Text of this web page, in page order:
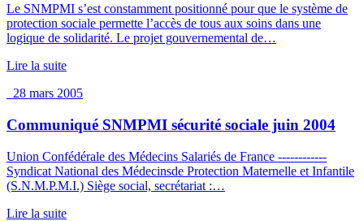
Le SNMPMI s’est constamment positionné pour que le système de
protection sociale permette l’accès de tous aux soins dans une
logique de solidarité. Le projet gouvernemental de…
Lire la suite
28 mars 2005
Communiqué SNMPMI sécurité sociale juin 2004
Union Confédérale des Médecins Salariés de France ------------
Syndicat National des Médecinsde Protection Maternelle et Infantile
(S.N.M.P.M.I.) Siège social, secrétariat :…
Lire la suite